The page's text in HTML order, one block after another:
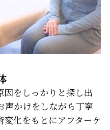
因をしっかりと探し出
声かけをしながら丁寧
化をもとにアフターケ